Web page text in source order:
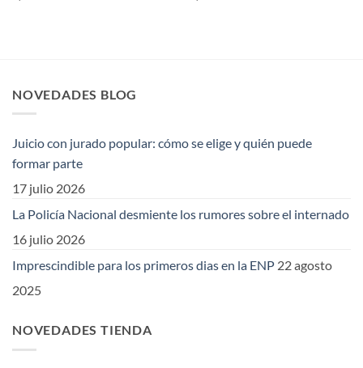
NOVEDADES BLOG
Juicio con jurado popular: cómo se elige y quién puede
formar parte
17 julio 2026
La Policía Nacional desmiente los rumores sobre el internado
16 julio 2026
Imprescindible para los primeros dias en la ENP 22 agosto
2025
NOVEDADES TIENDA